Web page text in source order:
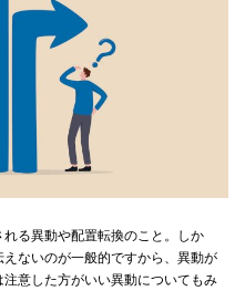
れる異動や配置転換のこと。しか
ないのが一般的ですから、異動が
意した方がいい異動についてもみ